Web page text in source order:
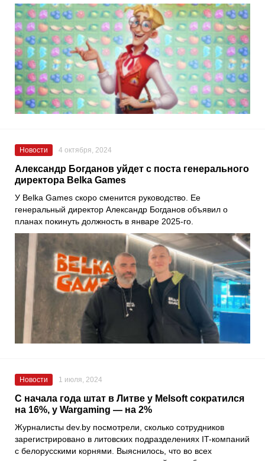
Новости 4 октября, 2024
Александр Богданов уйдет с поста генерального
директора Belka Games
У Belka Games скоро сменится руководство. Ее
генеральный директор Александр Богданов объявил о
планах покинуть должность в январе 2025-го.
Новости 1 июля, 2024
С начала года штат в Литве у Melsoft сократился
на 16%, у Wargaming — на 2%
Журналисты dev.by посмотрели, сколько сотрудников
зарегистрировано в литовских подразделениях IT-компаний
с белорусскими корнями. Выяснилось, что во всех